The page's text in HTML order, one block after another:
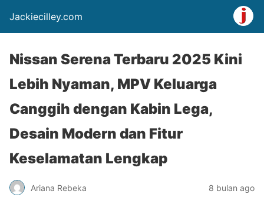
Jackiecilley.com
Nissan Serena Terbaru 2025 Kini
Lebih Nyaman, MPV Keluarga
Canggih dengan Kabin Lega,
Desain Modern dan Fitur
Keselamatan Lengkap
Ariana Rebeka 8 bulan ago